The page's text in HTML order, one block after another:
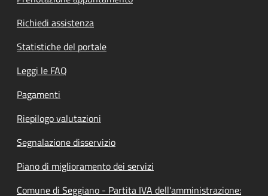
Richiedi assistenza
Statistiche del portale
Leggi le FAQ
Pagamenti
Riepilogo valutazioni
Segnalazione disservizio
Piano di miglioramento dei servizi
Comune di Seggiano - Partita IVA dell'amministrazione: